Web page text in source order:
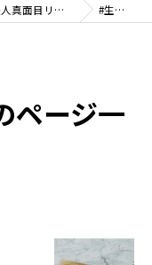
埼玉県入間郡のリフォームなら一般社団法人真面目リホーム #生きる
ページ一